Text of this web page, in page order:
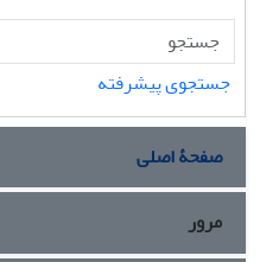
جستجوی پیشرفته
صفحۀ اصلی
مرور